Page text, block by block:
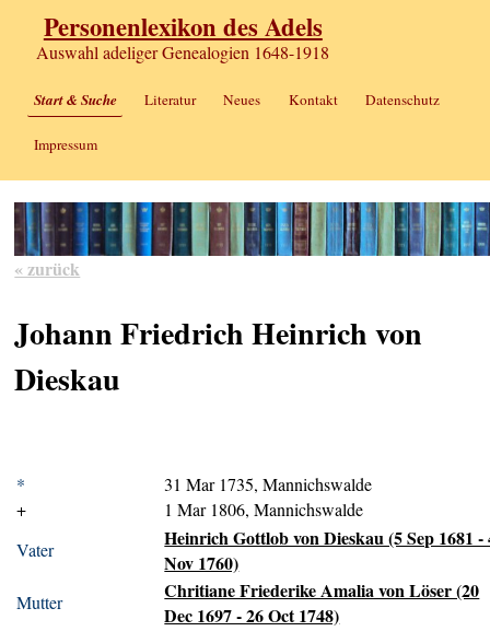
Personenlexikon des Adels
Auswahl adeliger Genealogien 1648-1918
Start & Suche Literatur Neues Kontakt Datenschutz
Impressum
« zurück
Johann Friedrich Heinrich von
Dieskau
*
31 Mar 1735, Mannichswalde
+
1 Mar 1806, Mannichswalde
Vater
Heinrich Gottlob von Dieskau (5 Sep 1681 -
Nov 1760)
Mutter
Chritiane Friederike Amalia von Löser (20
Dec 1697 - 26 Oct 1748)